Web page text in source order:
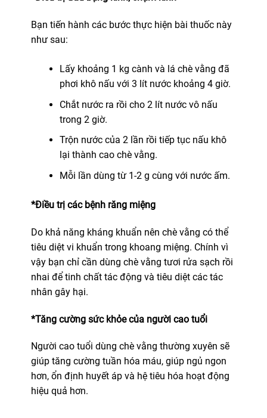
Bạn tiến hành các bước thực hiện bài thuốc này
như sau:
Lấy khoảng 1 kg cành và lá chè vằng đã
phơi khô nấu với 3 lít nước khoảng 4 giờ.
Chắt nước ra rồi cho 2 lít nước vô nấu
trong 2 giờ.
Trộn nước của 2 lần rồi tiếp tục nấu khô
lại thành cao chè vằng.
Mỗi lần dùng từ 1-2 g cùng với nước ấm.
*Điều trị các bệnh răng miệng
Do khả năng kháng khuẩn nên chè vằng có thể
tiêu diệt vi khuẩn trong khoang miệng. Chính vì
vậy bạn chỉ cần dùng chè vằng tươi rửa sạch rồi
nhai để tinh chất tác động và tiêu diệt các tác
nhân gây hại.
*Tăng cường sức khỏe của người cao tuổi
Người cao tuổi dùng chè vằng thường xuyên sẽ
giúp tăng cường tuần hóa máu, giúp ngủ ngon
hơn, ổn định huyết áp và hệ tiêu hóa hoạt động
hiệu quả hơn.